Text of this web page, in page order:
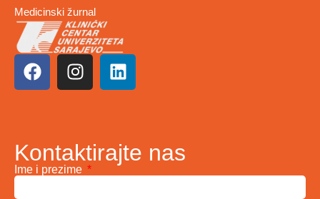
Medicinski žurnal
Kontaktirajte nas
Ime i prezime